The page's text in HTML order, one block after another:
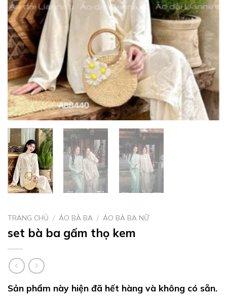
TRANG CHỦ / ÁO BÀ BA / ÁO BÀ BA NỮ
set bà ba gấm thọ kem
Sản phẩm này hiện đã hết hàng và không có sẵn.